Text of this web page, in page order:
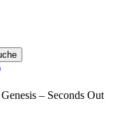
– Seconds Out